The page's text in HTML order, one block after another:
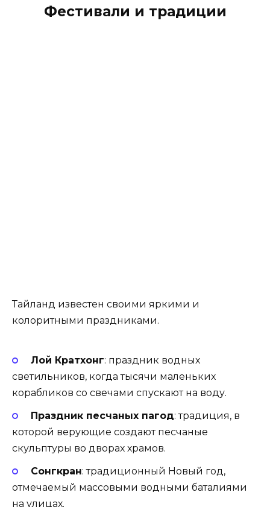
Фестивали и традиции
Тайланд известен своими яркими и
колоритными праздниками.
Лой Кратхонг: праздник водных
светильников, когда тысячи маленьких
корабликов со свечами спускают на воду.
Праздник песчаных пагод: традиция, в
которой верующие создают песчаные
скульптуры во дворах храмов.
Сонгкран: традиционный Новый год,
отмечаемый массовыми водными баталиями
на улицах.